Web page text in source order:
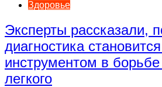
Здоровье
Эксперты рассказали,
диагностика
инструментом в
легкого